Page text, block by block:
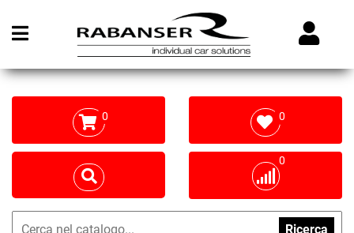
Open menu
0 0
0
Ricerca